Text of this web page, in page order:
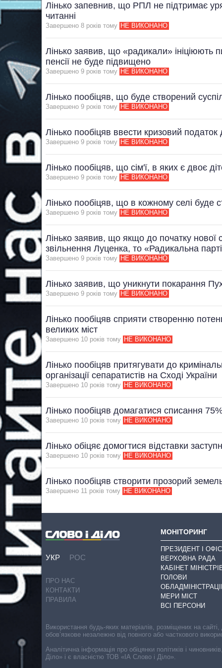
Лінько запевнив, що РПЛ не підтримає
читанні
Завершено 8 рокiв тому НЕ ВИКОНАНО
Лінько заявив, що «радикали» ініціюють
пенсії не буде підвищено
Завершено 9 рокiв тому НЕ ВИКОНАНО
Лінько пообіцяв, що буде створений
Завершено 9 рокiв тому НЕ ВИКОНАНО
Лінько пообіцяв ввести кризовий податок
Завершено 9 рокiв тому НЕ ВИКОНАНО
Лінько пообіцяв, що сім'ї, в яких є двоє
Завершено 9 рокiв тому НЕ ВИКОНАНО
Лінько пообіцяв, що в кожному селі
Завершено 9 рокiв тому НЕ ВИКОНАНО
Лінько заявив, що якщо до початку нової
звільнення Луценка, то «Радикальна
Завершено 9 рокiв тому НЕ ВИКОНАНО
Лінько заявив, що уникнути покарання
Завершено 9 рокiв тому НЕ ВИКОНАНО
Лінько пообіцяв сприяти створенню
великих міст
Завершено 10 рокiв тому НЕ ВИКОНАНО
Лінько пообіцяв притягувати до
організації сепаратистів на Сході України
Завершено 10 рокiв тому НЕ ВИКОНАНО
Лінько пообіцяв домагатися списання
Завершено 10 рокiв тому НЕ ВИКОНАНО
Лінько обіцяє домогтися відставки
Завершено 10 рокiв тому НЕ ВИКОНАНО
Лінько пообіцяв створити прозорий
Завершено 11 рокiв тому НЕ ВИКОНАНО
УКР РОС
ПРО НАС
КОНТАКТИ
ПРАВИЛА
МОНІТОРИНГ
ПРЕЗИДЕНТ І ОФІС
ВЕРХОВНА РАДА
КАБІНЕТ
ГОЛОВИ
МЕРИ МІСТ
ВСІ ПЕРСОНИ
Використання будь-яких матеріалів, розміщених на
обов’язкове незалежно від повного або часткового
Аналітична інформація про обіцянки політиків і
Діло» і є власністю ТОВ «ІА Слово і Діло».